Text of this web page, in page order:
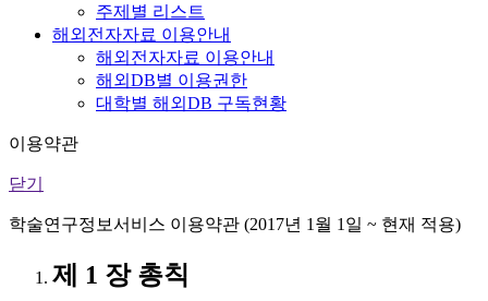
주제별 리스트
해외전자자료 이용안내
해외전자자료 이용안내
해외DB별 이용권한
대학별 해외DB 구독현황
이용약관
닫기
학술연구정보서비스 이용약관 (2017년 1월 1일 ~ 현재 적용)
제 1 장 총칙